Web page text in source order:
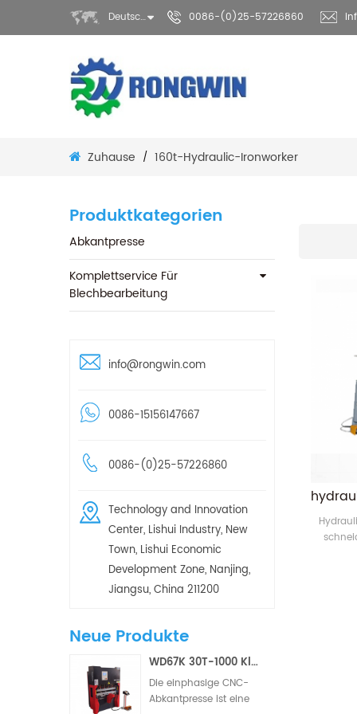
Deutsch 0086-(0)25-57226860
Zuhause / 160t-Hydraulic-Ironworker
Produktkategorien
Abkantpresse
Komplettservice Für
Blechbearbeitung
info@rongwin.com
0086-15156147667
0086-(0)25-57226860
Technology and Innovation
Center, Lishui Industry, New
Town, Lishui Economic
Development Zone, Nanjing,
Jiangsu, China 211200
Neue Produkte
WD67K 30T-1000 Kleine hydraulische Torsionsstab-CNC-Abkantpresse (2/3 Achsen)
Die einphasige CNC-
Abkantpresse ist eine